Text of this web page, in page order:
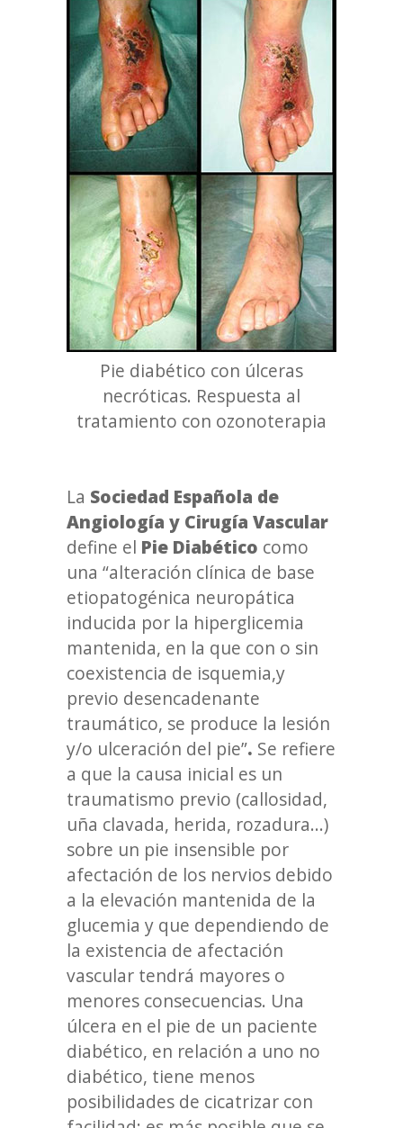
Pie diabético con úlceras
necróticas. Respuesta al
tratamiento con ozonoterapia
La Sociedad Española de
Angiología y Cirugía Vascular
define el Pie Diabético como
una “alteración clínica de base
etiopatogénica neuropática
inducida por la hiperglicemia
mantenida, en la que con o sin
coexistencia de isquemia,y
previo desencadenante
traumático, se produce la lesión
y/o ulceración del pie”. Se refiere
a que la causa inicial es un
traumatismo previo (callosidad,
uña clavada, herida, rozadura...)
sobre un pie insensible por
afectación de los nervios debido
a la elevación mantenida de la
glucemia y que dependiendo de
la existencia de afectación
vascular tendrá mayores o
menores consecuencias. Una
úlcera en el pie de un paciente
diabético, en relación a uno no
diabético, tiene menos
posibilidades de cicatrizar con